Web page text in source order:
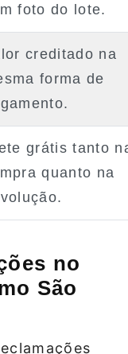
foto do lote.
creditado na
forma de
grátis tanto
quanto na
no
São